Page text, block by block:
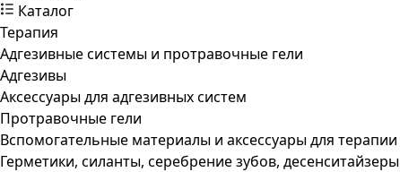
Каталог
Терапия
Адгезивные системы и протравочные гели
Адгезивы
Аксессуары для адгезивных систем
Протравочные гели
Вспомогательные материалы и аксессуары для терапии
Герметики, силанты, серебрение зубов, десенситайзеры